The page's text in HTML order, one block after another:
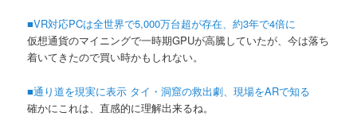
■VR対応PCは全世界で5,000万台超が存在、約3年で4倍に
仮想通貨のマイニングで一時期GPUが高騰していたが、今は落ち
着いてきたので買い時かもしれない。
■通り道を現実に表示 タイ・洞窟の救出劇、現場をARで知る
確かにこれは、直感的に理解出来るね。